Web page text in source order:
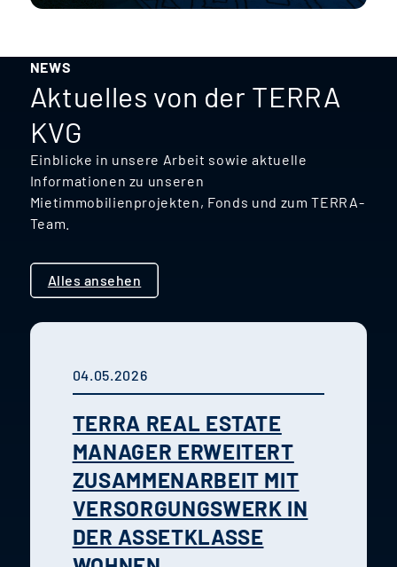
NEWS
Aktuelles von der TERRA
KVG
Einblicke in unsere Arbeit sowie aktuelle
Informationen zu unseren
Mietimmobilienprojekten, Fonds und zum TERRA-
Team.
Alles ansehen
04.05.2026
TERRA REAL ESTATE
MANAGER ERWEITERT
ZUSAMMENARBEIT MIT
VERSORGUNGSWERK IN
DER ASSETKLASSE